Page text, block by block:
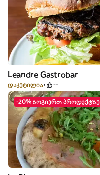
Leandre Gastrobar
დაკეტილია --
-20% ზოგიერთ პროდუქტზე